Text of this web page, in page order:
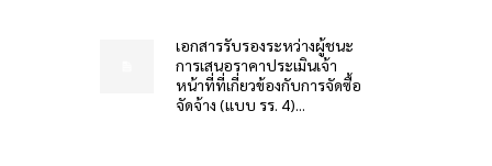
เอกสารรับรองระหว่างผู้ชนะ
การเสนอราคาประเมินเจ้า
หน้าที่ที่เกี่ยวข้องกับการจัดซื้อ
จัดจ้าง (แบบ รร. 4)...